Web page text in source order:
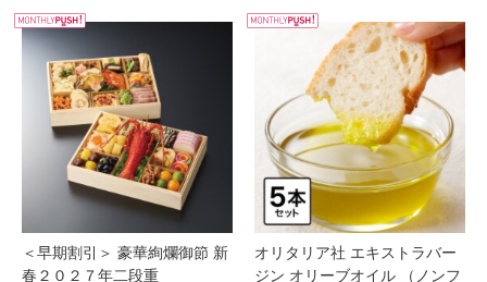
＜早期割引＞ 豪華絢爛御節 新
春２０２７年二段重
オリタリア社 エキストラバー
ジン オリーブオイル （ノンフ